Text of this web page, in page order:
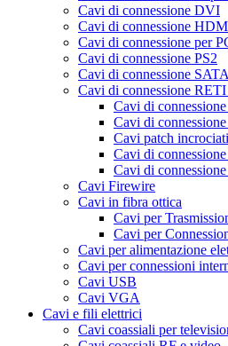
Cavi di connessione DVI
Cavi di connessione
Cavi di connessione per
Cavi di connessione PS2
Cavi di connessione SATA
Cavi di connessione
Cavi di
Cavi di
Cavi patch incrociati
Cavi di
Cavi di
Cavi Firewire
Cavi in fibra ottica
Cavi per
Cavi per
Cavi per alimentazione
Cavi per connessioni
Cavi USB
Cavi VGA
Cavi e fili elettrici
Cavi coassiali per